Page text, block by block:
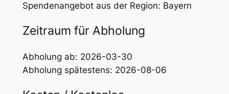
Spendenangebot aus der Region: Bayern
Zeitraum für Abholung
Abholung ab: 2026-03-30
Abholung spätestens: 2026-08-06